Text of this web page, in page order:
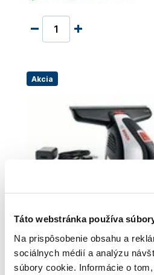
Táto webstránka používa
Na prispôsobenie obsahu a
sociálnych médií a analýzu
súbory cookie. Informácie o
Akcia
BOSCH GlassVAC